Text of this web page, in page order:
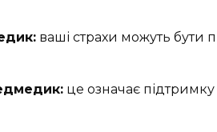
ваші страхи можуть бути
це означає